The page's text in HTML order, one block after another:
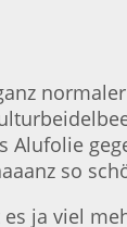
so
ja viel